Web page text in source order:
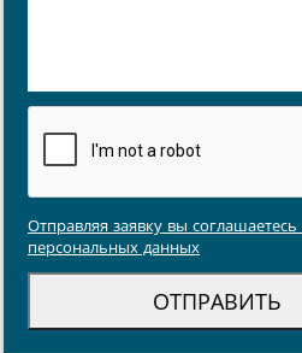
Отправляя заявку вы
персональных данных